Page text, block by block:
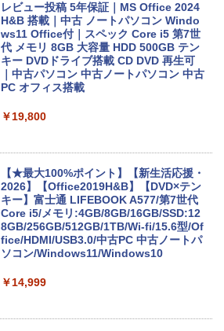
レビュー投稿 5年保証｜MS Office 2024
H&B 搭載｜中古 ノートパソコン Windo
ws11 Office付｜スペック Core i5 第7世
代 メモリ 8GB 大容量 HDD 500GB テン
キー DVDドライブ搭載 CD DVD 再生可
｜中古パソコン 中古ノートパソコン 中古
PC オフィス搭載
￥19,800
【★最大100%ポイント】【新生活応援・
2026】【Office2019H&B】【DVD×テン
キー】富士通 LIFEBOOK A577/第7世代
Core i5/メモリ:4GB/8GB/16GB/SSD:12
8GB/256GB/512GB/1TB/Wi-fi/15.6型/Of
fice/HDMI/USB3.0/中古PC 中古ノートパ
ソコン/Windows11/Windows10
￥14,999